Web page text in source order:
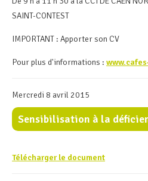
SAINT-CONTEST
IMPORTANT : Apporter son CV
Pour plus d'informations :
Mercredi 8 avril 2015
Sensibilisation à la
Télécharger le document